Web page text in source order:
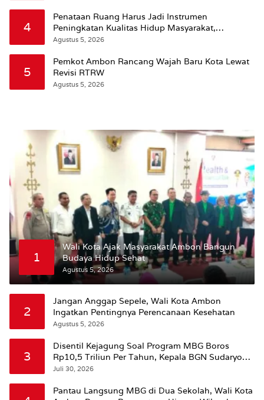
4
Penataan Ruang Harus Jadi Instrumen
Peningkatan Kualitas Hidup Masyarakat,
Wattimena: Revisi RT-RW Ditetapkan Pemkot
Agustus 5, 2026
5
Pemkot Ambon Rancang Wajah Baru Kota Lewat
Revisi RTRW
Agustus 5, 2026
1
Wali Kota Ajak Masyarakat Ambon Bangun
Budaya Hidup Sehat
Agustus 5, 2026
2
Jangan Anggap Sepele, Wali Kota Ambon
Ingatkan Pentingnya Perencanaan Kesehatan
Agustus 5, 2026
3
Disentil Kejagung Soal Program MBG Boros
Rp10,5 Triliun Per Tahun, Kepala BGN Sudaryono
Beri Penjelasan
Juli 30, 2026
Pantau Langsung MBG di Dua Sekolah, Wali Kota